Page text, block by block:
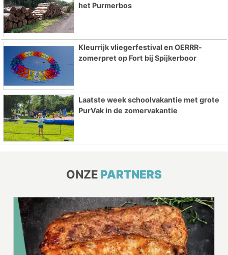
het Purmerbos
Kleurrijk vliegerfestival en OERRR-
zomerpret op Fort bij Spijkerboor
Laatste week schoolvakantie met grote
PurVak in de zomervakantie
ONZE PARTNERS